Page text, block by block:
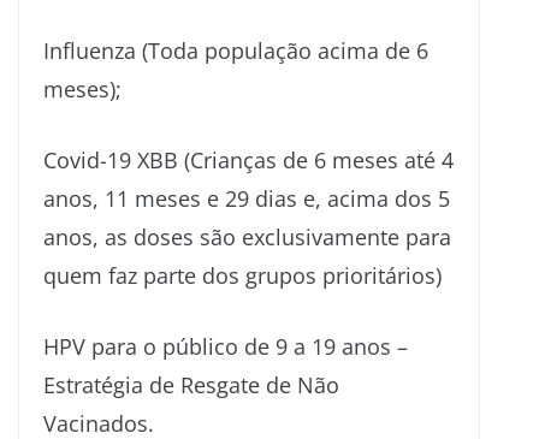
Influenza (Toda população acima de 6
meses);
Covid-19 XBB (Crianças de 6 meses até 4
anos, 11 meses e 29 dias e, acima dos 5
anos, as doses são exclusivamente para
quem faz parte dos grupos prioritários)
HPV para o público de 9 a 19 anos –
Estratégia de Resgate de Não
Vacinados.